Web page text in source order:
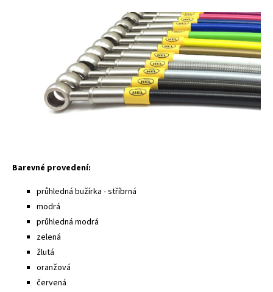
Barevné provedení:
průhledná bužírka - stříbrná
modrá
průhledná modrá
zelená
žlutá
oranžová
červená